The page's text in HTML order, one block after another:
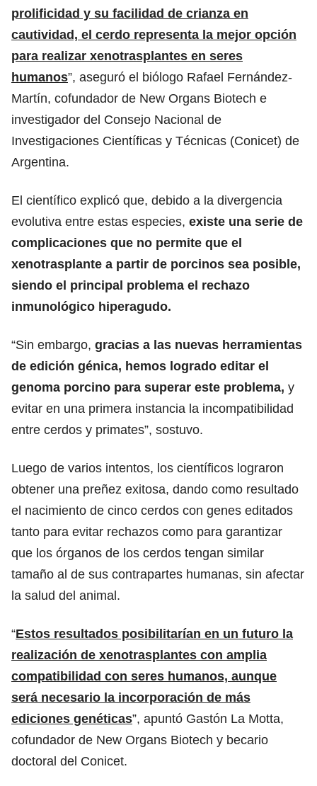
prolificidad y su facilidad de crianza en
cautividad, el cerdo representa la mejor opción
para realizar xenotrasplantes en seres
humanos”, aseguró el biólogo Rafael Fernández-
Martín, cofundador de New Organs Biotech e
investigador del Consejo Nacional de
Investigaciones Científicas y Técnicas (Conicet) de
Argentina.
El científico explicó que, debido a la divergencia
evolutiva entre estas especies, existe una serie de
complicaciones que no permite que el
xenotrasplante a partir de porcinos sea posible,
siendo el principal problema el rechazo
inmunológico hiperagudo.
“Sin embargo, gracias a las nuevas herramientas
de edición génica, hemos logrado editar el
genoma porcino para superar este problema, y
evitar en una primera instancia la incompatibilidad
entre cerdos y primates”, sostuvo.
Luego de varios intentos, los científicos lograron
obtener una preñez exitosa, dando como resultado
el nacimiento de cinco cerdos con genes editados
tanto para evitar rechazos como para garantizar
que los órganos de los cerdos tengan similar
tamaño al de sus contrapartes humanas, sin afectar
la salud del animal.
“Estos resultados posibilitarían en un futuro la
realización de xenotrasplantes con amplia
compatibilidad con seres humanos, aunque
será necesario la incorporación de más
ediciones genéticas”, apuntó Gastón La Motta,
cofundador de New Organs Biotech y becario
doctoral del Conicet.